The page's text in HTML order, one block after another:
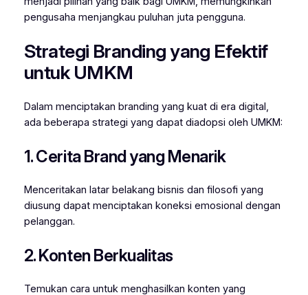
pengusaha menjangkau puluhan juta pengguna.
Strategi Branding yang Efektif
untuk UMKM
Dalam menciptakan branding yang kuat di era digital,
ada beberapa strategi yang dapat diadopsi oleh UMKM:
1. Cerita Brand yang Menarik
Menceritakan latar belakang bisnis dan filosofi yang
diusung dapat menciptakan koneksi emosional dengan
pelanggan.
2. Konten Berkualitas
Temukan cara untuk menghasilkan konten yang